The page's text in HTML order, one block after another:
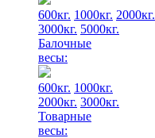
600кг. 1000кг. 2000кг.
3000кг. 5000кг.
Балочные
весы:
600кг. 1000кг.
2000кг. 3000кг.
Товарные
весы: